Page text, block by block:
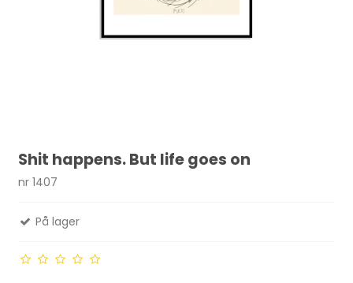
Shit happens. But life goes on
nr 1407
På lager